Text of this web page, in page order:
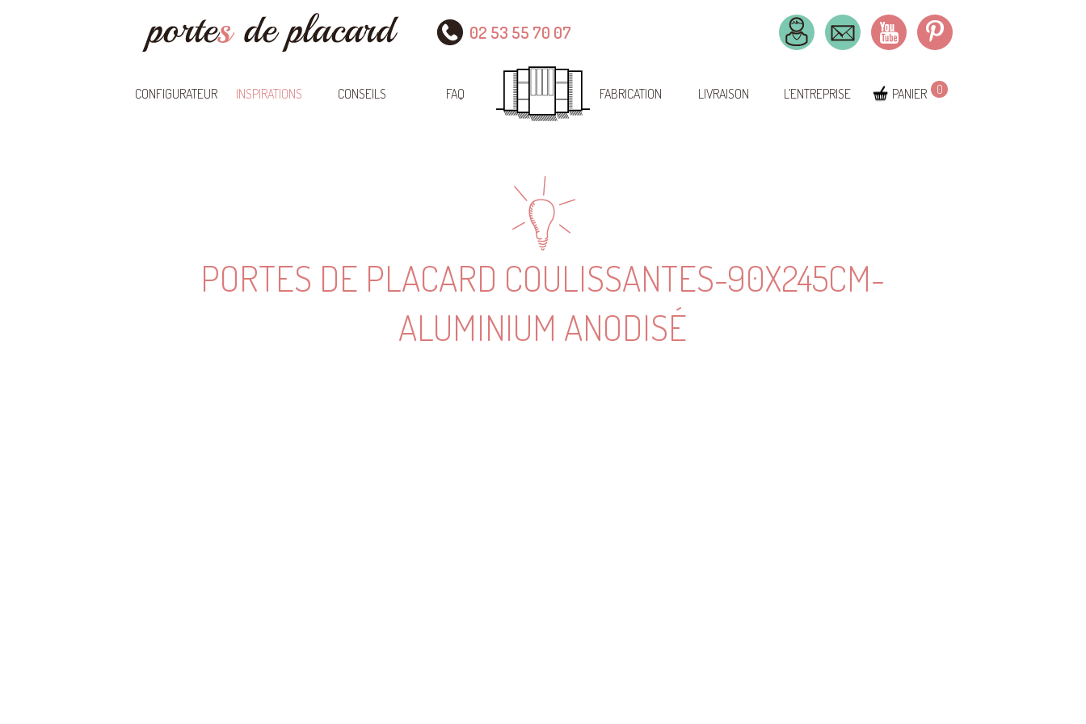
02 53 55 70 07
CONFIGURATEUR INSPIRATIONS CONSEILS FAQ FABRICATION LIVRAISON L’ENTREPRISE PANIER 0
PORTES DE PLACARD COULISSANTES-90X245CM-
ALUMINIUM ANODISÉ